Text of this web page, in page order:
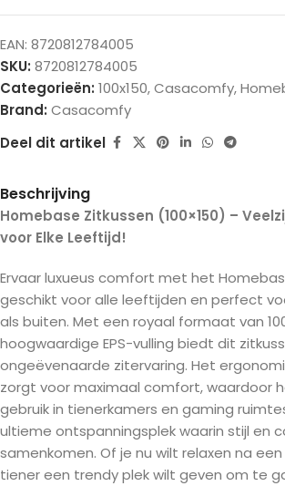
EAN: 8720812784005
SKU: 8720812784005
Categorieën: 100x150,Casacomfy,
Brand: Casacomfy
Deel dit artikel
Beschrijving
Homebase Zitkussen (100×150) –
voor Elke Leeftijd!
Ervaar luxueus comfort met het
geschikt voor alle leeftijden en perfect
als buiten. Met een royaal formaat van
hoogwaardige EPS-vulling biedt dit
ongeëvenaarde zitervaring. Het
zorgt voor maximaal comfort, waardoor
gebruik in tienerkamers en gaming
ultieme ontspanningsplek waarin stijl en
samenkomen. Of je nu wilt relaxen na
tiener een trendy plek wilt geven om te